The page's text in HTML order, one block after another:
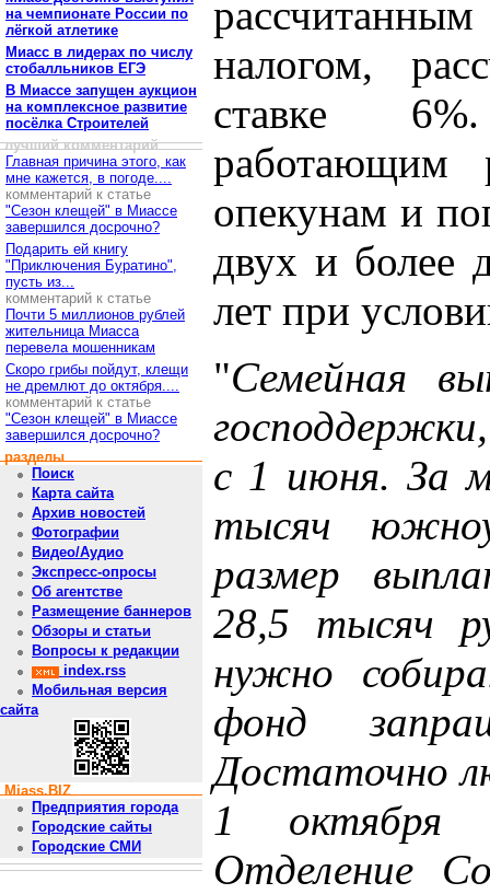
на чемпионате России по
лёгкой атлетике
Миасс в лидерах по числу
стобалльников ЕГЭ
В Миассе запущен аукцион
на комплексное развитие
посёлка Строителей
лучший комментарий
Главная причина этого, как
мне кажется, в погоде....
комментарий к статье
"Сезон клещей" в Миассе
завершился досрочно?
Подарить ей книгу
"Приключения Буратино",
пусть из...
комментарий к статье
Почти 5 миллионов рублей
жительница Миасса
перевела мошенникам
Скоро грибы пойдут, клещи
не дремлют до октября....
комментарий к статье
"Сезон клещей" в Миассе
завершился досрочно?
разделы
Поиск
Карта сайта
Архив новостей
Фотографии
Видео/Аудио
Экспресс-опросы
Об агентстве
Размещение баннеров
Обзоры и статьи
Вопросы к редакции
index.rss
Мобильная версия
сайта
Miass.BIZ
Предприятия города
Городские сайты
Городские СМИ
налогом,
ставке
работающим
опекунам и
двух и более
лет при
"Семейная
с 1 июня. За
тысяч
размер
28,5 тысяч
нужно
фонд
Достаточно
1 октября
Отделение